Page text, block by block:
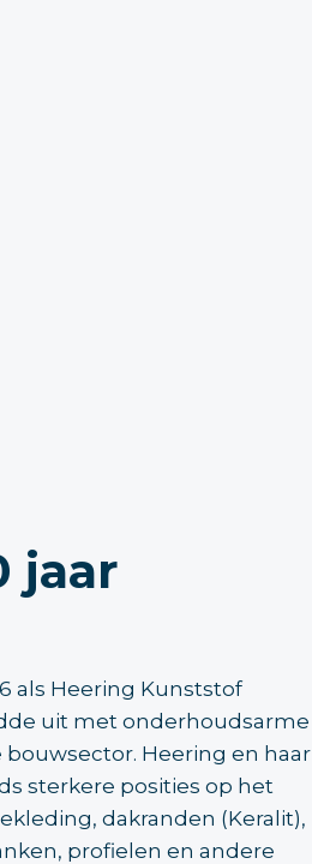
jaar
als Heering Kunststof
uit met onderhoudsarme
Heering en haar
sterkere posities op het
dakranden (Keralit),
profielen en andere